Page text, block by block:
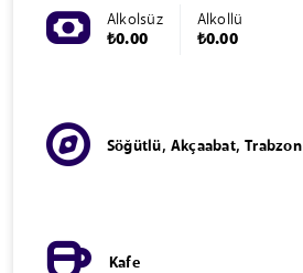
Alkolsüz
₺0.00
Alkollü
₺0.00
Söğütlü, Akçaabat, Trabzon
Kafe